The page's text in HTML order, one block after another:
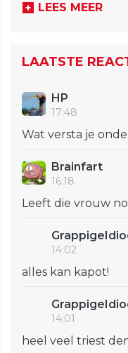
LEES MEER
LAATSTE
HP
17:48
Wat versta je
Brainfart
16:18
Leeft die vrouw
14:02
alles kan kapot!
14:01
heel veel triest